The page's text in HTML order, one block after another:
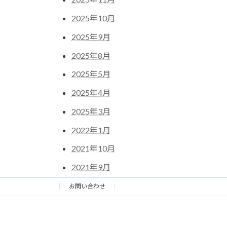
2025年10月
2025年9月
2025年8月
2025年5月
2025年4月
2025年3月
2022年1月
2021年10月
2021年9月
お問い合わせ